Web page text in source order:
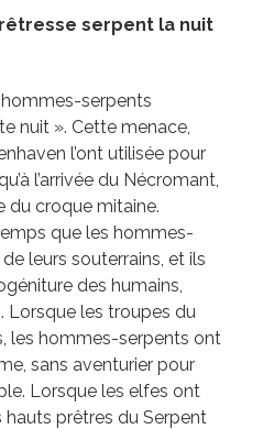
serpent la nuit
hommes-serpents
nuit ». Cette menace,
l’ont utilisée pour
l’arrivée du Nécromant,
du croque mitaine.
que les hommes-
leurs souterrains, et ils
des humains,
Lorsque les troupes du
les hommes-serpents ont
sans aventurier pour
Lorsque les elfes ont
prêtres du Serpent